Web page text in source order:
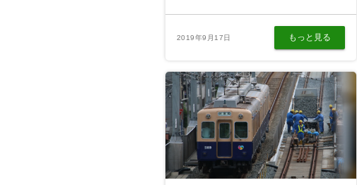
2019年9月17日 もっと見る